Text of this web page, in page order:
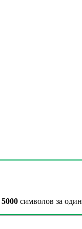
5000 символов за